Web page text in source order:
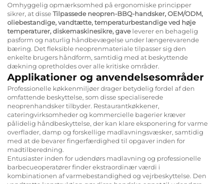
Omhyggelig opmærksomhed på ergonomiske principper
sikrer, at disseTilpassede neopren-BBQ-handsker, OEM/ODM,
oliebestandige, vandtætte, temperaturbestandige ved høje
temperaturer, diskemaskinesikre, gave leverer en behagelig
pasform og naturlig håndbevægelse under længerevarende
bæring. Det fleksible neoprenmateriale tilpasser sig den
enkelte brugers håndform, samtidig med at beskyttende
dækning opretholdes over alle kritiske områder.
Applikationer og anvendelsesområder
Professionelle køkkenmiljøer drager betydelig fordel af den
omfattende beskyttelse, som disse specialiserede
neoprenhandsker tilbyder. Restaurantkøkkener,
cateringvirksomheder og kommercielle bagerier kræver
pålidelig håndbeskyttelse, der kan klare eksponering for varme
overflader, damp og forskellige madlavningsvæsker, samtidig
med at de bevarer fingerfærdighed til opgaver inden for
madtilberedning.
Entusiaster inden for udendørs madlavning og professionelle
barbecueoperatører finder ekstraordinær værdi i
kombinationen af varmebestandighed og vejrbeskyttelse. Den